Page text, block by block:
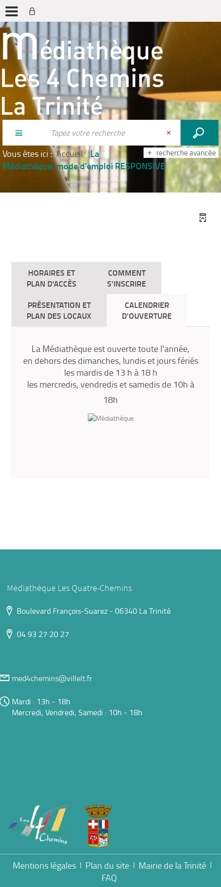
recherche avancée
Vous êtes ici : Accueil/La
Médiathèque, mode d'emploi RESPONSIVE
HORAIRES ET
PLAN D'ACCÈS
COMMENT
S'INSCRIRE
PRÉSENTATION ET
PLAN DES LOCAUX
CALENDRIER
D'OUVERTURE
La Médiathèque est ouverte toute l'année,
en dehors des dimanches, lundis et jours fériés
les mardis de 13 h à 18 h
les mercredis, vendredis et samedis de 10h à
18h
Médiathèque Les Quatre-Chemins
Boulevard François-Suarez - 06340 La Trinité
04 93 27 20 27
med4chemins@villelt.fr
Mardi : 13h - 18h
Mercredi, Vendredi, Samedi : 10h - 18h
Mentions légales Plan du site
Mairie de la Trinité
FAQ